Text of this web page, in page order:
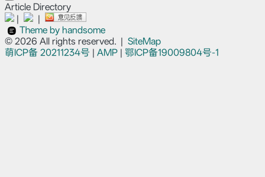
Article Directory
|
|
Theme by handsome
© 2026 All rights reserved. | SiteMap
萌ICP备 20211234号 | AMP | 鄂ICP备19009804号-1